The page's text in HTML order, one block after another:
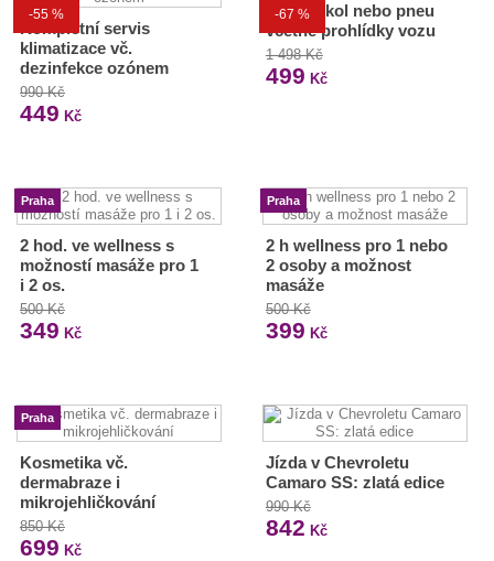
-55 %
Kompletní servis
klimatizace vč.
dezinfekce ozónem
990 Kč
449 Kč
-67 %
Přezutí kol nebo pneu
včetně prohlídky vozu
1 498 Kč
499 Kč
Praha
2 hod. ve wellness s
možností masáže pro 1
i 2 os.
500 Kč
349 Kč
Praha
2 h wellness pro 1 nebo
2 osoby a možnost
masáže
500 Kč
399 Kč
Praha
Kosmetika vč.
dermabraze i
mikrojehličkování
850 Kč
699 Kč
Jízda v Chevroletu
Camaro SS: zlatá edice
990 Kč
842 Kč